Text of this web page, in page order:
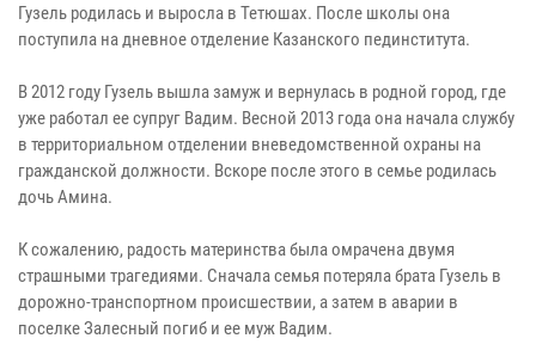
Гузель родилась и выросла в Тетюшах. После школы она
поступила на дневное отделение Казанского пединститута.
В 2012 году Гузель вышла замуж и вернулась в родной город, где
уже работал ее супруг Вадим. Весной 2013 года она начала службу
в территориальном отделении вневедомственной охраны на
гражданской должности. Вскоре после этого в семье родилась
дочь Амина.
К сожалению, радость материнства была омрачена двумя
страшными трагедиями. Сначала семья потеряла брата Гузель в
дорожно-транспортном происшествии, а затем в аварии в
поселке Залесный погиб и ее муж Вадим.